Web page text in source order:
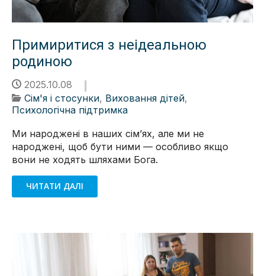
Примиритися з неідеальною
родиною
2025.10.08
Сім'я і стосунки, Виховання дітей,
Психологічна підтримка
Ми народжені в наших сімʼях, але ми не
народжені, щоб бути ними — особливо якщо
вони не ходять шляхами Бога.
ЧИТАТИ ДАЛІ